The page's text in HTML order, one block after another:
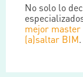
No solo lo
mejor master
(a)saltar BIM.